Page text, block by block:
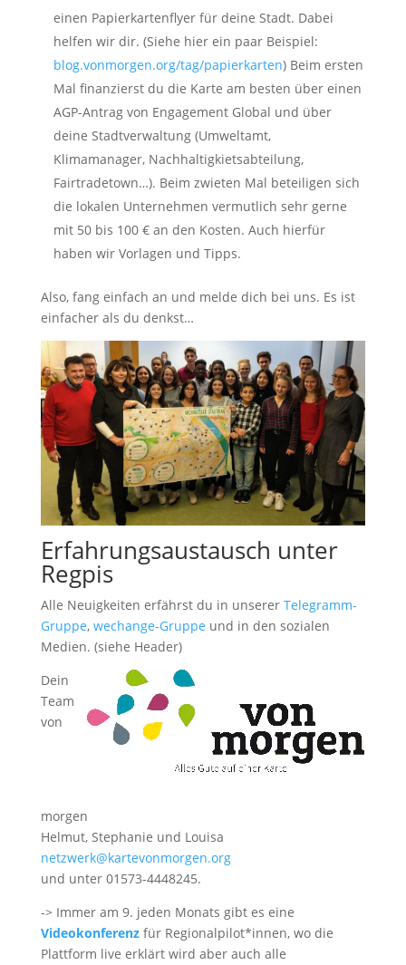
einen Papierkartenflyer für deine Stadt. Dabei
helfen wir dir. (Siehe hier ein paar Beispiel:
blog.vonmorgen.org/tag/papierkarten) Beim ersten
Mal finanzierst du die Karte am besten über einen
AGP-Antrag von Engagement Global und über
deine Stadtverwaltung (Umweltamt,
Klimamanager, Nachhaltigkietsabteilung,
Fairtradetown…). Beim zwieten Mal beteiligen sich
die lokalen Unternehmen vermutlich sehr gerne
mit 50 bis 100 € an den Kosten. Auch hierfür
haben wir Vorlagen und Tipps.
Also, fang einfach an und melde dich bei uns. Es ist
einfacher als du denkst…
Erfahrungsaustausch unter
Regpis
Alle Neuigkeiten erfährst du in unserer Telegramm-
Gruppe, wechange-Gruppe und in den sozialen
Medien. (siehe Header)
Dein
Team
von
morgen
Helmut, Stephanie und Louisa
netzwerk@kartevonmorgen.org
und unter 01573-4448245.
-> Immer am 9. jeden Monats gibt es eine
Videokonferenzfür Regionalpilot*innen, wo die
Plattform live erklärt wird aber auch alle